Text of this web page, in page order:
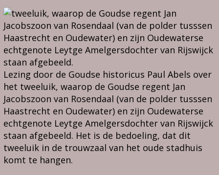
Lezing door de Goudse historicus Paul Abels over
het tweeluik, waarop de Goudse regent Jan
Jacobszoon van Rosendaal (van de polder tusssen
Haastrecht en Oudewater) en zijn Oudewaterse
echtgenote Leytge Amelgersdochter van Rijswijck
staan afgebeeld. Het is de bedoeling, dat dit
tweeluik in de trouwzaal van het oude stadhuis
komt te hangen.